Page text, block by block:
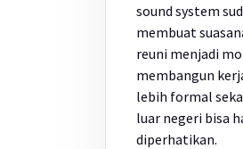
sound system
membuat
reuni menjadi
membangun
lebih formal
luar negeri bisa
diperhatikan.